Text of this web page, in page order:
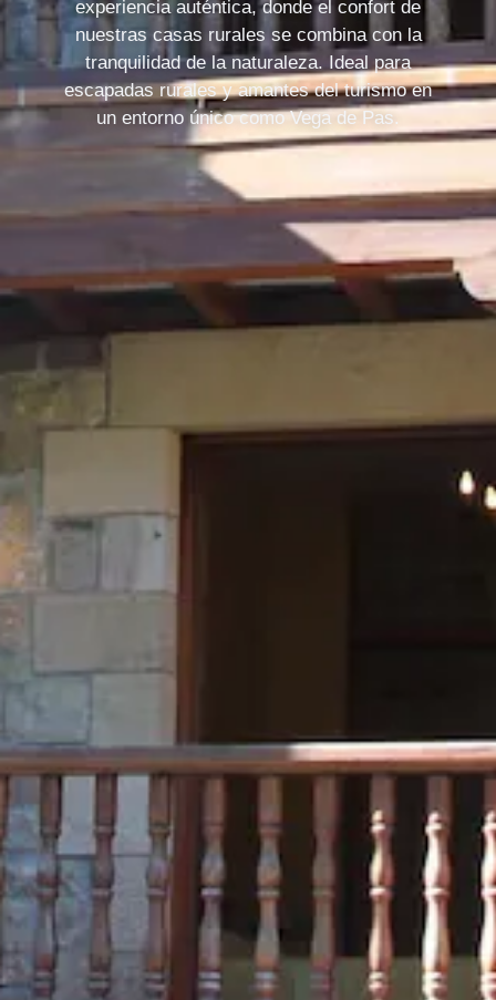
experiencia auténtica, donde el confort de
nuestras casas rurales se combina con la
tranquilidad de la naturaleza. Ideal para
escapadas rurales y amantes del turismo en
un entorno único como Vega de Pas.